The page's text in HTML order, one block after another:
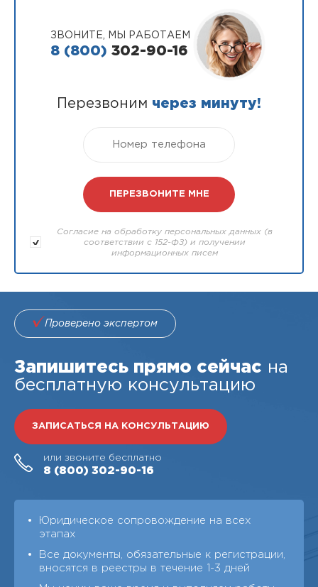
ЗВОНИТЕ, МЫ РАБОТАЕМ
8 (800) 302-90-16
Перезвоним через минуту!
Согласие на обработку персональных данных (в
соответствии с 152-ФЗ) и получении
информационных писем
Проверено экспертом
Запишитесь прямо сейчас на
бесплатную консультацию
ЗАПИСАТЬСЯ НА КОНСУЛЬТАЦИЮ
или звоните бесплатно
8 (800) 302-90-16
Юридическое сопровождение на всех
этапах
Все документы, обязательные к регистрации,
вносятся в реестры в течение 1-3 дней